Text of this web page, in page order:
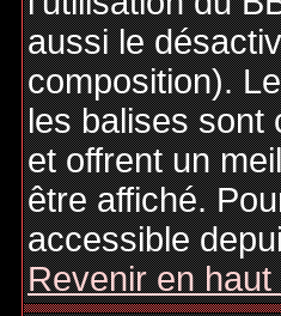
aussi le
composition).
les balises sont
et offrent un
être affiché.
accessible
Revenir en haut